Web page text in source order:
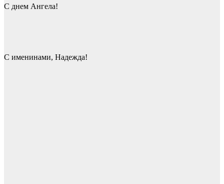
С днем Ангела!
С именинами, Надежда!